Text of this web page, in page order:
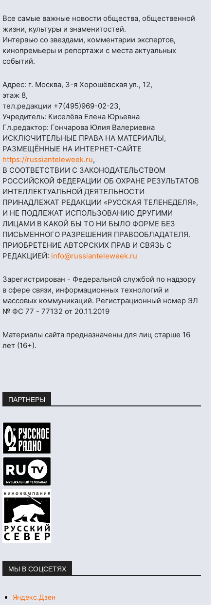
Все самые важные новости общества, общественной
жизни, культуры и знаменитостей.
Интервью со звездами, комментарии экспертов,
кинопремьеры и репортажи с места актуальных
событий.
Адрес: г. Москва, 3-я Хорошёвская ул., 12,
этаж 8,
тел.редакции +7(495)969-02-23,
Учредитель: Киселёва Елена Юрьевна
Гл.редактор: Гончарова Юлия Валериевна
ИСКЛЮЧИТЕЛЬНЫЕ ПРАВА НА МАТЕРИАЛЫ,
РАЗМЕЩЁННЫЕ НА ИНТЕРНЕТ-САЙТЕ
https://russianteleweek.ru,
В СООТВЕТСТВИИ С ЗАКОНОДАТЕЛЬСТВОМ
РОССИЙСКОЙ ФЕДЕРАЦИИ ОБ ОХРАНЕ РЕЗУЛЬТАТОВ
ИНТЕЛЛЕКТУАЛЬНОЙ ДЕЯТЕЛЬНОСТИ
ПРИНАДЛЕЖАТ РЕДАКЦИИ «РУССКАЯ ТЕЛЕНЕДЕЛЯ»,
И НЕ ПОДЛЕЖАТ ИСПОЛЬЗОВАНИЮ ДРУГИМИ
ЛИЦАМИ В КАКОЙ БЫ ТО НИ БЫЛО ФОРМЕ БЕЗ
ПИСЬМЕННОГО РАЗРЕШЕНИЯ ПРАВООБЛАДАТЕЛЯ.
ПРИОБРЕТЕНИЕ АВТОРСКИХ ПРАВ И СВЯЗЬ С
РЕДАКЦИЕЙ: info@russianteleweek.ru
Зарегистрирован - Федеральной службой по надзору
в сфере связи, информационных технологий и
массовых коммуникаций. Регистрационный номер ЭЛ
№ ФС 77 - 77132 от 20.11.2019
Материалы сайта предназначены для лиц старше 16
лет (16+).
ПАРТНЕРЫ
МЫ В СОЦСЕТЯХ
Яндекс.Дзен